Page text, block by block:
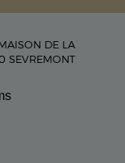
DE LA
SEVREMONT